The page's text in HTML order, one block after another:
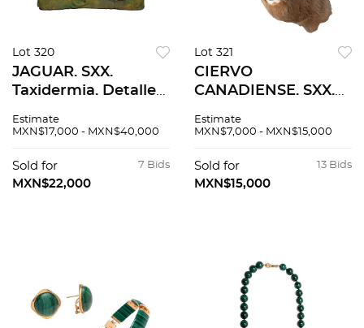
Lot 320
JAGUAR. SXX.
Taxidermia. Detalles
Longitud total: 150
Estimate
MXN$17,000 - MXN$40,000
7 Bids
Sold for
MXN$22,000
Lot 321
CIERVO
CANADIENSE. SXX.
de conservación. 125
Estimate
MXN$7,000 - MXN$15,000
13 Bids
Sold for
MXN$15,000